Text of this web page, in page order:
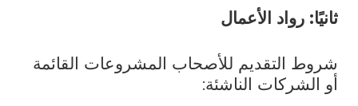
ثانيًا: رواد الأعمال
شروط التقديم للأصحاب المشروعات القائمة
أو الشركات الناشئة: